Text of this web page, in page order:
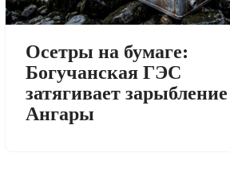
Осетры на бумаге:
Богучанская ГЭС
затягивает зарыбление
Ангары